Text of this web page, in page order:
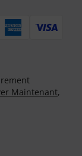
Maintenant,